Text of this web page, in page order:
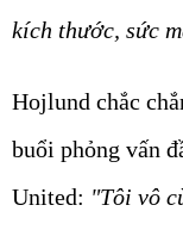
kích thước, sức
Hojlund chắc
buổi phỏng vấn
United: "Tôi vô